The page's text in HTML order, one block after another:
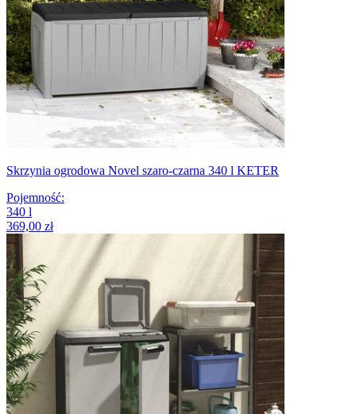
Skrzynia ogrodowa Novel szaro-czarna 340 l KETER
Pojemność:
340 l
369,00 zł